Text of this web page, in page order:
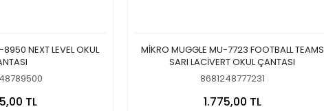
NEXT LEVEL OKUL
TL
MİKRO MUGGLE MU-7723 FOOTBALL TEAMS
SARI LACİVERT OKUL ÇANTASI
8681248777231
1.775,00 TL